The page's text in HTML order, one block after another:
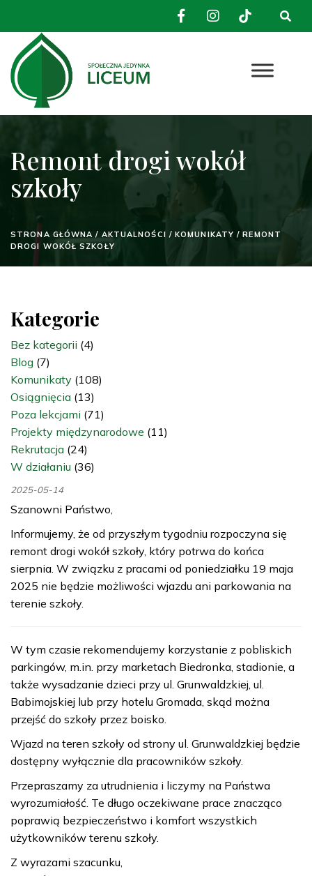
Remont drogi wokół
szkoły
STRONA GŁÓWNA / AKTUALNOŚCI /KOMUNIKATY /REMONT
DROGI WOKÓŁ SZKOŁY
Kategorie
Bez kategorii (4)
Blog (7)
Komunikaty (108)
Osiągnięcia (13)
Poza lekcjami (71)
Projekty międzynarodowe (11)
Rekrutacja (24)
W działaniu (36)
2025-05-14
Szanowni Państwo,
Informujemy, że od przyszłym tygodniu rozpoczyna się
remont drogi wokół szkoły, który potrwa do końca
sierpnia. W związku z pracami od poniedziałku 19 maja
2025 nie będzie możliwości wjazdu ani parkowania na
terenie szkoły.
W tym czasie rekomendujemy korzystanie z pobliskich
parkingów, m.in. przy marketach Biedronka, stadionie, a
także wysadzanie dzieci przy ul. Grunwaldzkiej, ul.
Babimojskiej lub przy hotelu Gromada, skąd można
przejść do szkoły przez boisko.
Wjazd na teren szkoły od strony ul. Grunwaldzkiej będzie
dostępny wyłącznie dla pracowników szkoły.
Przepraszamy za utrudnienia i liczymy na Państwa
wyrozumiałość. Te długo oczekiwane prace znacząco
poprawią bezpieczeństwo i komfort wszystkich
użytkowników terenu szkoły.
Z wyrazami szacunku,